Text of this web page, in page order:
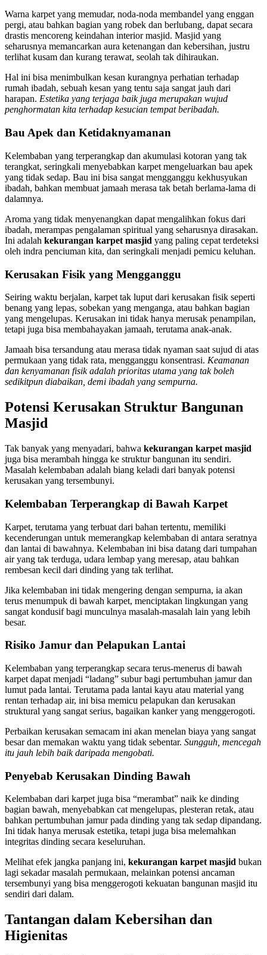
Warna karpet yang memudar, noda-noda membandel yang enggan
pergi, atau bahkan bagian yang robek dan berlubang, dapat secara
drastis mencoreng keindahan interior masjid. Masjid yang
seharusnya memancarkan aura ketenangan dan kebersihan, justru
terlihat kusam dan kurang terawat, seolah tak dihiraukan.
Hal ini bisa menimbulkan kesan kurangnya perhatian terhadap
rumah ibadah, sebuah kesan yang tentu saja sangat jauh dari
harapan. Estetika yang terjaga baik juga merupakan wujud
penghormatan kita terhadap kesucian tempat beribadah.
Bau Apek dan Ketidaknyamanan
Kelembaban yang terperangkap dan akumulasi kotoran yang tak
terangkat, seringkali menyebabkan karpet mengeluarkan bau apek
yang tidak sedap. Bau ini bisa sangat mengganggu kekhusyukan
ibadah, bahkan membuat jamaah merasa tak betah berlama-lama di
dalamnya.
Aroma yang tidak menyenangkan dapat mengalihkan fokus dari
ibadah, merampas pengalaman spiritual yang seharusnya dirasakan.
Ini adalah kekurangan karpet masjid yang paling cepat terdeteksi
oleh indra penciuman kita, dan seringkali menjadi pemicu keluhan.
Kerusakan Fisik yang Mengganggu
Seiring waktu berjalan, karpet tak luput dari kerusakan fisik seperti
benang yang lepas, sobekan yang menganga, atau bahkan bagian
yang mengelupas. Kerusakan ini tidak hanya merusak penampilan,
tetapi juga bisa membahayakan jamaah, terutama anak-anak.
Jamaah bisa tersandung atau merasa tidak nyaman saat sujud di atas
permukaan yang tidak rata, mengganggu konsentrasi. Keamanan
dan kenyamanan fisik adalah prioritas utama yang tak boleh
sedikitpun diabaikan, demi ibadah yang sempurna.
Potensi Kerusakan Struktur Bangunan
Masjid
Tak banyak yang menyadari, bahwa kekurangan karpet masjid
juga bisa merambah hingga ke struktur bangunan itu sendiri.
Masalah kelembaban adalah biang keladi dari banyak potensi
kerusakan yang tersembunyi.
Kelembaban Terperangkap di Bawah Karpet
Karpet, terutama yang terbuat dari bahan tertentu, memiliki
kecenderungan untuk memerangkap kelembaban di antara seratnya
dan lantai di bawahnya. Kelembaban ini bisa datang dari tumpahan
air yang tak terduga, udara lembap yang meresap, atau bahkan
rembesan kecil dari dinding yang tak terlihat.
Jika kelembaban ini tidak mengering dengan sempurna, ia akan
terus menumpuk di bawah karpet, menciptakan lingkungan yang
sangat kondusif bagi munculnya masalah-masalah lain yang lebih
besar.
Risiko Jamur dan Pelapukan Lantai
Kelembaban yang terperangkap secara terus-menerus di bawah
karpet dapat menjadi “ladang” subur bagi pertumbuhan jamur dan
lumut pada lantai. Terutama pada lantai kayu atau material yang
rentan terhadap air, ini bisa memicu pelapukan dan kerusakan
struktural yang sangat serius, bagaikan kanker yang menggerogoti.
Perbaikan kerusakan semacam ini akan menelan biaya yang sangat
besar dan memakan waktu yang tidak sebentar. Sungguh, mencegah
itu jauh lebih baik daripada mengobati.
Penyebab Kerusakan Dinding Bawah
Kelembaban dari karpet juga bisa “merambat” naik ke dinding
bagian bawah, menyebabkan cat mengelupas, plesteran retak, atau
bahkan pertumbuhan jamur pada dinding yang tak sedap dipandang.
Ini tidak hanya merusak estetika, tetapi juga bisa melemahkan
integritas dinding secara keseluruhan.
Melihat efek jangka panjang ini, kekurangan karpet masjid bukan
lagi sekadar masalah permukaan, melainkan potensi ancaman
tersembunyi yang bisa menggerogoti kekuatan bangunan masjid itu
sendiri dari dalam.
Tantangan dalam Kebersihan dan
Higienitas